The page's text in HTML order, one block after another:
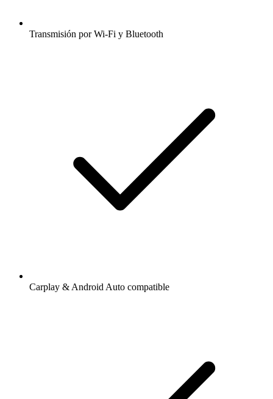
Transmisión por Wi-Fi y Bluetooth
Carplay & Android Auto compatible